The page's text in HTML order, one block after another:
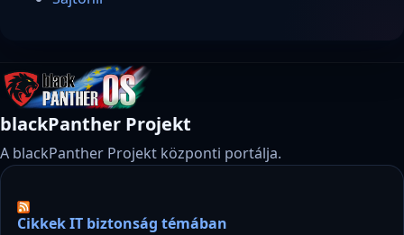
blackPanther Projekt
A blackPanther Projekt központi portálja.
Cikkek IT biztonság témában